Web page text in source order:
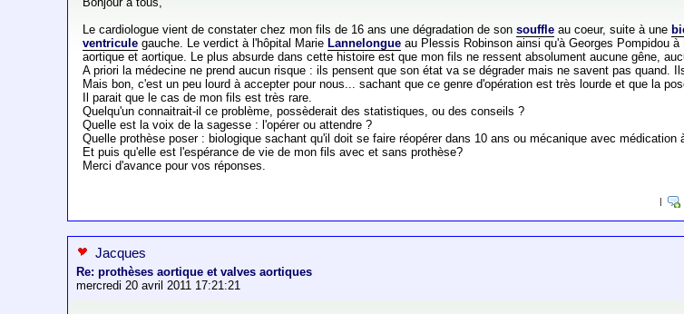
Le cardiologue vient de constater chez mon fils de 16 ans une dégradation de sonsouffle au coeur, suite à une
ventricule gauche. Le verdict à l'hôpital Marie Lannelongue au Plessis Robinson ainsi qu'à Georges Pompidou
aortique et aortique. Le plus absurde dans cette histoire est que mon fils ne ressent absolument aucune gêne,
A priori la médecine ne prend aucun risque : ils pensent que son état va se dégrader mais ne savent pas quand.
Mais bon, c'est un peu lourd à accepter pour nous... sachant que ce genre d'opération est très lourde et que la
Il parait que le cas de mon fils est très rare.
Quelqu'un connaitrait-il ce problème, possèderait des statistiques, ou des conseils ?
Quelle est la voix de la sagesse : l'opérer ou attendre ?
Quelle prothèse poser : biologique sachant qu'il doit se faire réopérer dans 10 ans ou mécanique avec
Et puis qu'elle est l'espérance de vie de mon fils avec et sans prothèse?
Merci d'avance pour vos réponses.
Jacques
Re: prothèses aortique et valves aortiques
mercredi 20 avril 2011 17:21:21